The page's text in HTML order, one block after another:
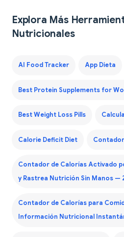
Explora Más
Nutricionales
AI Food Tracker App Dieta
Best Protein Supplements for
Best Weight Loss Pills
Calorie Deficit Diet
Contador de Calorías Activado
y Rastrea Nutrición Sin Manos —
Contador de Calorías para
Información Nutricional